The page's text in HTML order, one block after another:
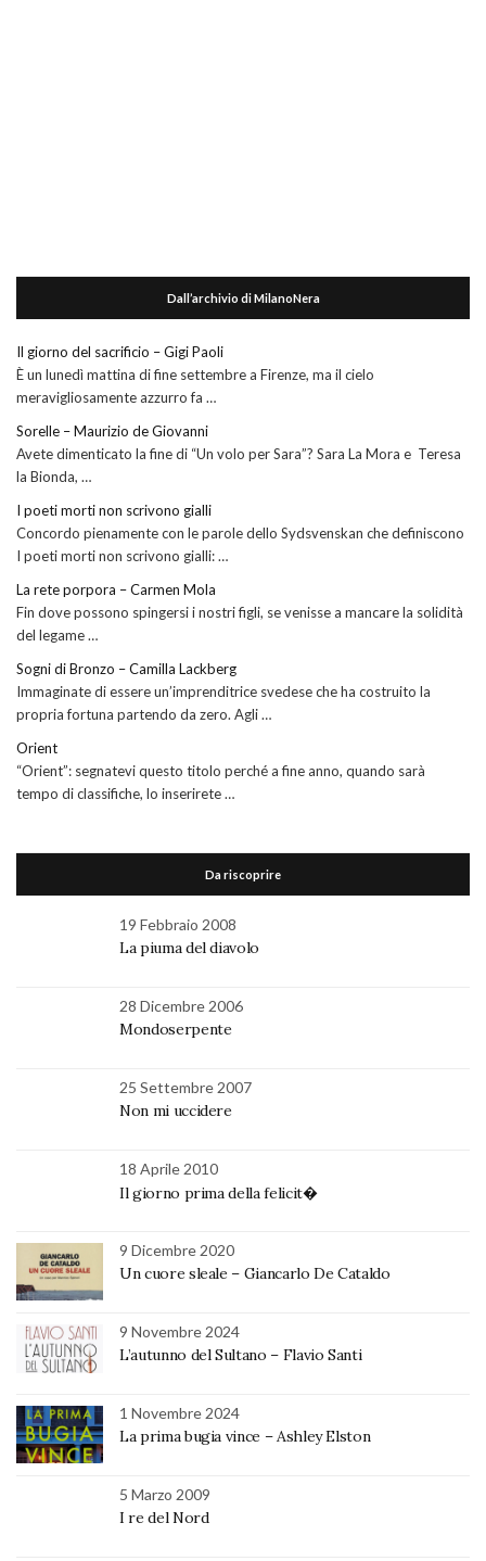
Dall’archivio di MilanoNera
Il giorno del sacrificio – Gigi Paoli
È un lunedì mattina di fine settembre a Firenze, ma il cielo
meravigliosamente azzurro fa …
Sorelle – Maurizio de Giovanni
Avete dimenticato la fine di “Un volo per Sara”? Sara La Mora e Teresa
la Bionda, …
I poeti morti non scrivono gialli
Concordo pienamente con le parole dello Sydsvenskan che definiscono
I poeti morti non scrivono gialli: …
La rete porpora – Carmen Mola
Fin dove possono spingersi i nostri figli, se venisse a mancare la solidità
del legame …
Sogni di Bronzo – Camilla Lackberg
Immaginate di essere un’imprenditrice svedese che ha costruito la
propria fortuna partendo da zero. Agli …
Orient
“Orient”: segnatevi questo titolo perché a fine anno, quando sarà
tempo di classifiche, lo inserirete …
Da riscoprire
19 Febbraio 2008
La piuma del diavolo
28 Dicembre 2006
Mondoserpente
25 Settembre 2007
Non mi uccidere
18 Aprile 2010
Il giorno prima della felicit�
9 Dicembre 2020
Un cuore sleale – Giancarlo De Cataldo
9 Novembre 2024
L’autunno del Sultano – Flavio Santi
1 Novembre 2024
La prima bugia vince – Ashley Elston
5 Marzo 2009
I re del Nord